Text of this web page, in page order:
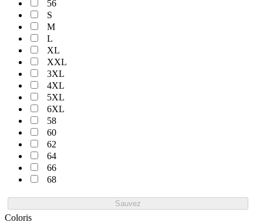
56
S
M
L
XL
XXL
3XL
4XL
5XL
6XL
58
60
62
64
66
68
Sauvez
Coloris